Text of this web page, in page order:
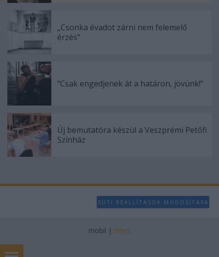
I want to allow Google to enable storage
related to security, including authentication
functionality and fraud prevention, and other
user protection.
„Csonka évadot zárni nem felemelő
érzés"
"Csak engedjenek át a határon, jövünk!"
Új bemutatóra készül a Veszprémi Petőfi
Színház
SÜTI BEÁLLÍTÁSOK MÓDOSÍTÁSA
mobil | teljes